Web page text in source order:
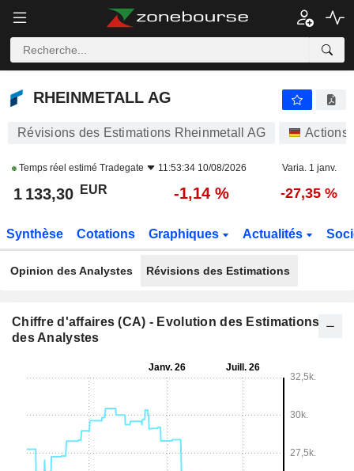
RHEINMETALL AG
RHEINMETALL AG
Révisions des Estimations Rheinmetall AG Actions
Temps réel estimé Tradegate 11:53:34 10/08/2026 Varia. 1 janv.
1 133,30 EUR -1,14 % -27,35 %
Synthèse Cotations Graphiques Actualités
Opinion des Analystes Révisions des Estimations
Chiffre d'affaires (CA) - Evolution des Estimations
des Analystes